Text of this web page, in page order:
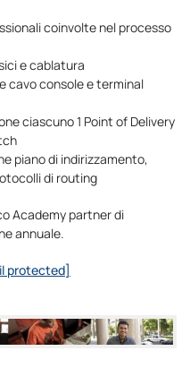
coinvolte nel processo
e cablatura
cavo console e terminal
ciascuno 1 Point of Delivery
piano di indirizzamento,
di routing
Academy partner di
annuale.
protected]